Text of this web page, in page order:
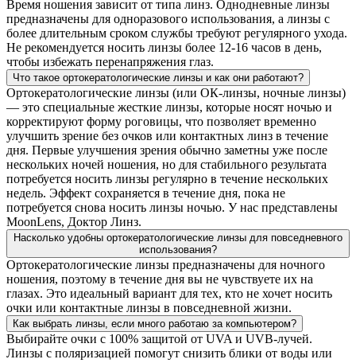
Время ношения зависит от типа линз. Однодневные линзы
предназначены для одноразового использования, а линзы с
более длительным сроком службы требуют регулярного ухода.
Не рекомендуется носить линзы более 12-16 часов в день,
чтобы избежать перенапряжения глаз.
Что такое ортокератологические линзы и как они работают?
Ортокератологические линзы (или ОК-линзы, ночные линзы)
— это специальные жесткие линзы, которые носят ночью и
корректируют форму роговицы, что позволяет временно
улучшить зрение без очков или контактных линз в течение
дня. Первые улучшения зрения обычно заметны уже после
нескольких ночей ношения, но для стабильного результата
потребуется носить линзы регулярно в течение нескольких
недель. Эффект сохраняется в течение дня, пока не
потребуется снова носить линзы ночью. У нас представлены
MoonLens, Доктор Линз.
Насколько удобны ортокератологические линзы для повседневного
использования?
Ортокератологические линзы предназначены для ночного
ношения, поэтому в течение дня вы не чувствуете их на
глазах. Это идеальный вариант для тех, кто не хочет носить
очки или контактные линзы в повседневной жизни.
Как выбрать линзы, если много работаю за компьютером?
Выбирайте очки с 100% защитой от UVA и UVB-лучей.
Линзы с поляризацией помогут снизить блики от воды или